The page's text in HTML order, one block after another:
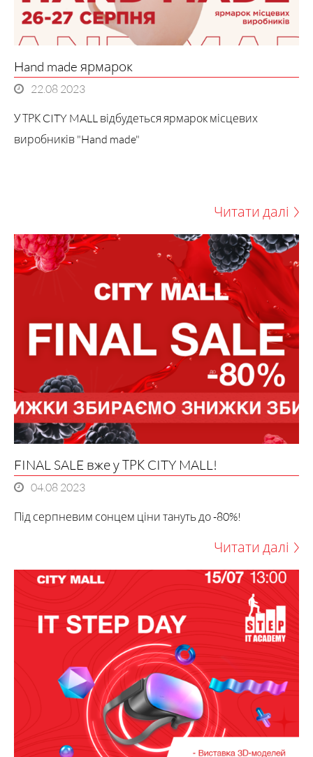
Hand made ярмарок
22.08 2023
У ТРК CITY MALL відбудеться ярмарок місцевих
виробників "Hand made"
Читати далі
FINAL SALE вже у ТРК CITY MALL!
04.08 2023
Читати далі